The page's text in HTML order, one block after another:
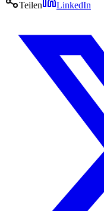
Teilen LinkedIn